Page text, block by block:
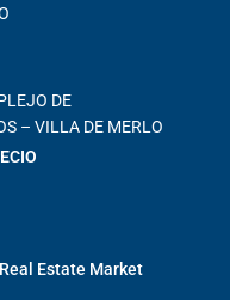
DE
– VILLA DE MERLO
Estate Market